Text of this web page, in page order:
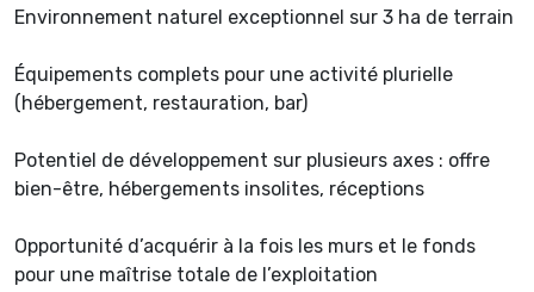
Environnement naturel exceptionnel sur 3 ha de terrain
Équipements complets pour une activité plurielle
(hébergement, restauration, bar)
Potentiel de développement sur plusieurs axes : offre
bien-être, hébergements insolites, réceptions
Opportunité d’acquérir à la fois les murs et le fonds
pour une maîtrise totale de l’exploitation